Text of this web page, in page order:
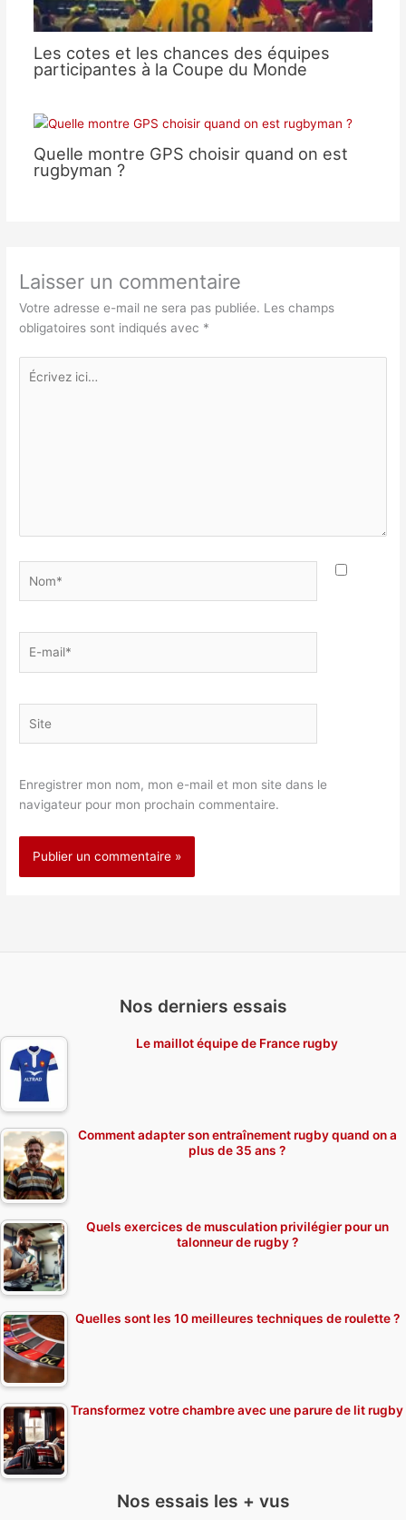
Les cotes et les chances des équipes
participantes à la Coupe du Monde
Quelle montre GPS choisir quand on est
rugbyman ?
Laisser un commentaire
Votre adresse e-mail ne sera pas publiée. Les champs
obligatoires sont indiqués avec *
Écrivez
ici…
mail*
Enregistrer mon nom, mon e-mail et mon site dans le
navigateur pour mon prochain commentaire.
Nos derniers essais
Le maillot équipe de France rugby
Comment adapter son entraînement rugby quand on a
plus de 35 ans ?
Quels exercices de musculation privilégier pour un
talonneur de rugby ?
Quelles sont les 10 meilleures techniques de roulette ?
Transformez votre chambre avec une parure de lit rugby
Nos essais les + vus